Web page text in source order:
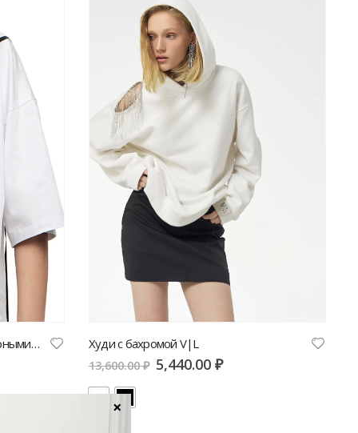
Футболка Yana Besfamilnaya с черными декоративными элементами Худи с бахромой V|L
13,600.00₽ 5,440.00 ₽
×